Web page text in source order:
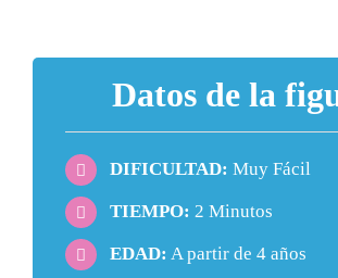
Datos de la
DIFICULTAD: Muy Fácil
TIEMPO: 2 Minutos
EDAD: A partir de 4 años